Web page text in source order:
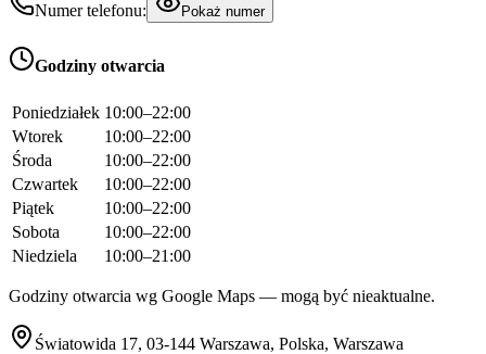
Numer telefonu: Pokaż numer
Godziny otwarcia
Poniedziałek 10:00–22:00
Wtorek
10:00–22:00
Środa
10:00–22:00
Czwartek
10:00–22:00
Piątek
10:00–22:00
Sobota
10:00–22:00
Niedziela
10:00–21:00
Godziny otwarcia wg Google Maps — mogą być nieaktualne.
Światowida 17, 03-144 Warszawa, Polska, Warszawa